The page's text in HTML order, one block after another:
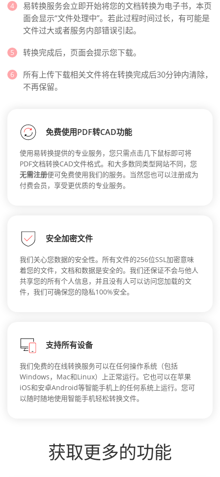
易转换服务会立即开始将您的文档转换为电子书，本页
面会显示“文件处理中”。若此过程时间过长，有可能是
文件过大或者服务内部错误引起。
转换完成后，页面会提示您下载。
所有上传下载相关文件将在转换完成后30分钟内清除，
不再保留。
免费使用PDF转CAD功能
使用易转换提供的专业服务，您只需点击几下鼠标即可将
PDF文档转换CAD文件格式。和大多数同类型网站不同，您
无需注册便可免费使用我们的服务。当然您也可以注册成为
付费会员，享受更优质的专业服务。
安全加密文件
我们关心您数据的安全性。所有文件的256位SSL加密意味
着您的文件，文档和数据是安全的。我们还保证不会与他人
共享您的所有个人信息，并且没有人可以访问您加载的文
件，我们可确保您的隐私100%安全。
支持所有设备
我们免费的在线转换服务可以在任何操作系统（包括
Windows，Mac和Linux）上正常运行。它也可以在苹果
iOS和安卓Android等智能手机上的任何系统上运行。您可
以随时随地使用智能手机轻松转换文件。
获取更多的功能